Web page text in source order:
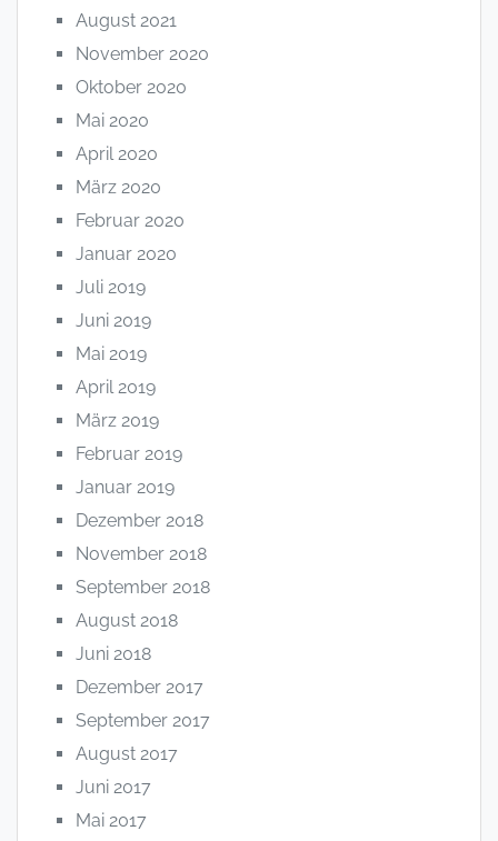
August 2021
November 2020
Oktober 2020
Mai 2020
April 2020
März 2020
Februar 2020
Januar 2020
Juli 2019
Juni 2019
Mai 2019
April 2019
März 2019
Februar 2019
Januar 2019
Dezember 2018
November 2018
September 2018
August 2018
Juni 2018
Dezember 2017
September 2017
August 2017
Juni 2017
Mai 2017